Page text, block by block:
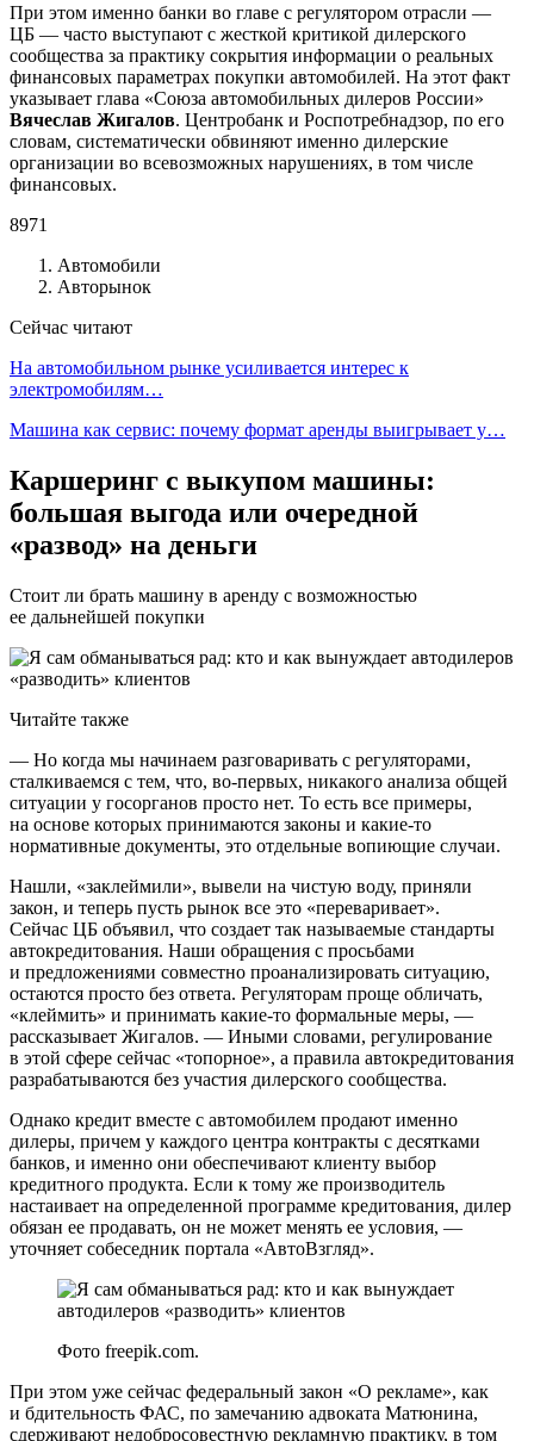
При этом именно банки во главе с регулятором отрасли —
ЦБ — часто выступают с жесткой критикой дилерского
сообщества за практику сокрытия информации о реальных
финансовых параметрах покупки автомобилей. На этот факт
указывает глава «Союза автомобильных дилеров России»
Вячеслав Жигалов. Центробанк и Роспотребнадзор, по его
словам, систематически обвиняют именно дилерские
организации во всевозможных нарушениях, в том числе
финансовых.
8971
Автомобили
Авторынок
Сейчас читают
На автомобильном рынке усиливается интерес к
электромобилям…
Машина как сервис: почему формат аренды выигрывает у…
Каршеринг с выкупом машины:
большая выгода или очередной
«развод» на деньги
Стоит ли брать машину в аренду с возможностью
ее дальнейшей покупки
Читайте также
— Но когда мы начинаем разговаривать с регуляторами,
сталкиваемся с тем, что, во-первых, никакого анализа общей
ситуации у госорганов просто нет. То есть все примеры,
на основе которых принимаются законы и какие-то
нормативные документы, это отдельные вопиющие случаи.
Нашли, «заклеймили», вывели на чистую воду, приняли
закон, и теперь пусть рынок все это «переваривает».
Сейчас ЦБ объявил, что создает так называемые стандарты
автокредитования. Наши обращения с просьбами
и предложениями совместно проанализировать ситуацию,
остаются просто без ответа. Регуляторам проще обличать,
«клеймить» и принимать какие-то формальные меры, —
рассказывает Жигалов. — Иными словами, регулирование
в этой сфере сейчас «топорное», а правила автокредитования
разрабатываются без участия дилерского сообщества.
Однако кредит вместе с автомобилем продают именно
дилеры, причем у каждого центра контракты с десятками
банков, и именно они обеспечивают клиенту выбор
кредитного продукта. Если к тому же производитель
настаивает на определенной программе кредитования, дилер
обязан ее продавать, он не может менять ее условия, —
уточняет собеседник портала «АвтоВзгляд».
Фото freepik.com.
При этом уже сейчас федеральный закон «О рекламе», как
и бдительность ФАС, по замечанию адвоката Матюнина,
сдерживают недобросовестную рекламную практику, в том